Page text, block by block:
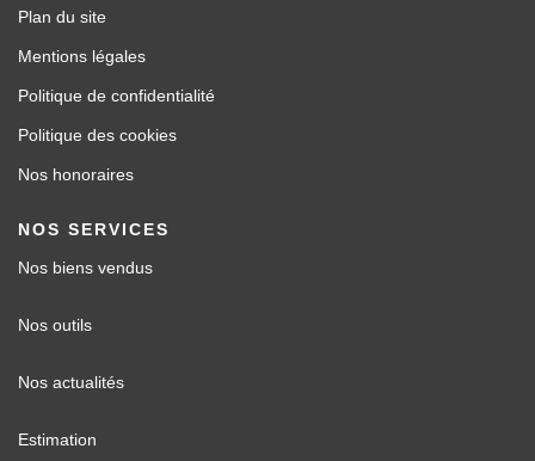
Plan du site
Mentions légales
Politique de confidentialité
Politique des cookies
Nos honoraires
NOS SERVICES
Nos biens vendus
Nos outils
Nos actualités
Estimation